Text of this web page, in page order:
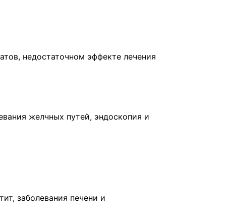
недостаточном эффекте лечения
желчных путей, эндоскопия и
заболевания печени и